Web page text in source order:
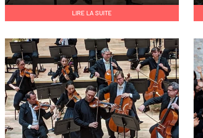
LIRE LA SUITE